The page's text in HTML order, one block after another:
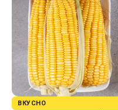
ВКУСНО